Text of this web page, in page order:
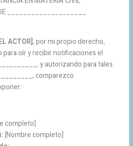
____________________
ACTOR], por mi propio derecho,
oír y recibir notificaciones el
y autorizando para tales
comparezco
completo]
[Nombre completo]